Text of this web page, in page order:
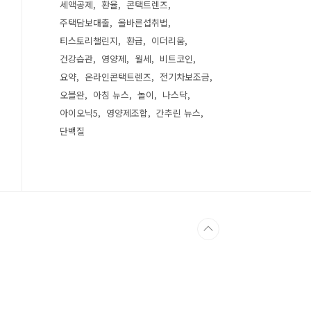
세액공제
환율
콘택트렌즈
주택담보대출
올바른섭취법
티스토리챌린지
환급
이더리움
건강습관
영양제 월세
비트코인
요약
온라인콘택트렌즈
전기차보조금
오블완
아침 뉴스 놀이
나스닥
아이오닉5
영양제조합
간추린 뉴스
단백질